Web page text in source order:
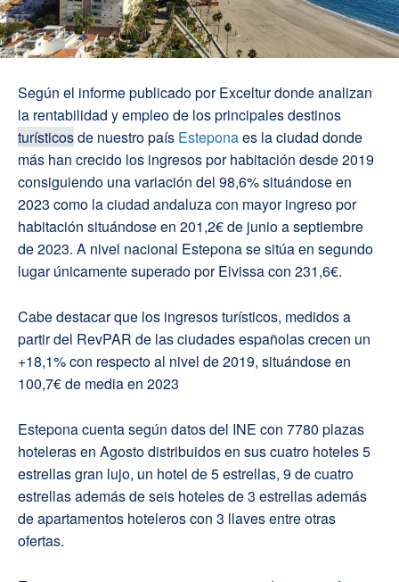
Según el informe publicado por Exceltur donde analizan
la rentabilidad y empleo de los principales destinos
turísticosde nuestro país Esteponaes la ciudad donde
más han crecido los ingresos por habitación desde 2019
consiguiendo una variación del 98,6% situándose en
2023 como la ciudad andaluza con mayor ingreso por
habitación situándose en 201,2€ de junio a septiembre
de 2023. A nivel nacional Estepona se sitúa en segundo
lugar únicamente superado por Eivissa con 231,6€.
Cabe destacar que los ingresos turísticos, medidos a
partir del RevPAR de las ciudades españolas crecen un
+18,1% con respecto al nivel de 2019, situándose en
100,7€ de media en 2023
Estepona cuenta según datos del INE con 7780 plazas
hoteleras en Agosto distribuidos en sus cuatro hoteles 5
estrellas gran lujo, un hotel de 5 estrellas, 9 de cuatro
estrellas además de seis hoteles de 3 estrellas además
de apartamentos hoteleros con 3 llaves entre otras
ofertas.